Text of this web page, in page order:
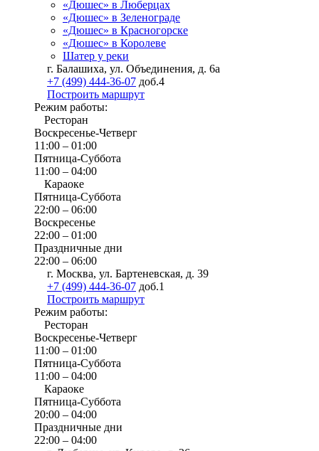
«Дюшес» в Люберцах
«Дюшес» в Зеленограде
«Дюшес» в Красногорске
«Дюшес» в Королеве
Шатер у реки
г. Балашиха, ул. Объединения, д. 6а
+7 (499) 444-36-07 доб.4
Построить маршрут
Режим работы:
Ресторан
Воскресенье-Четверг
11:00 – 01:00
Пятница-Суббота
11:00 – 04:00
Караоке
Пятница-Суббота
22:00 – 06:00
Воскресенье
22:00 – 01:00
Праздничные дни
22:00 – 06:00
г. Москва, ул. Бартеневская, д. 39
+7 (499) 444-36-07 доб.1
Построить маршрут
Режим работы:
Ресторан
Воскресенье-Четверг
11:00 – 01:00
Пятница-Суббота
11:00 – 04:00
Караоке
Пятница-Суббота
20:00 – 04:00
Праздничные дни
22:00 – 04:00